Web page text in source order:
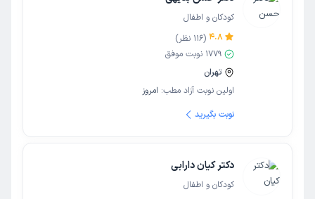
کودکان و اطفال
4.8
(
116 نظر)
1779 نوبت موفق
تهران
اولین نوبت آزاد مطب: امروز
نوبت بگیرید
دکتر کیان دارابی
کودکان و اطفال